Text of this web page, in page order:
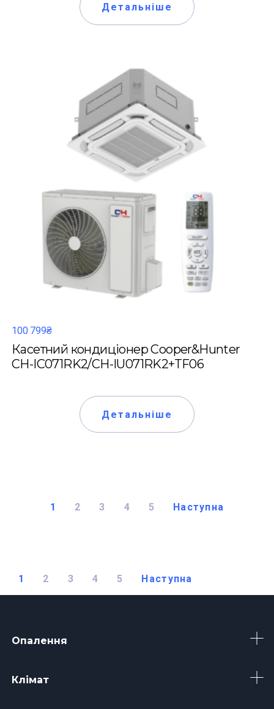
Детальніше
100 799₴
Касетний кондиціонер Cooper&Hunter
CH-IC071RK2/CH-IU071RK2+TF06
Детальніше
1 2 3 4 5 Наступна
1 2 3 4 5 Наступна
Опалення
Клімат